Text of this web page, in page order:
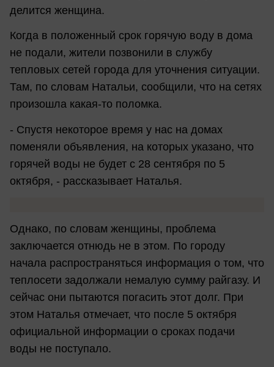
делится женщина.
Когда в положенный срок горячую воду в дома
не подали, жители позвонили в службу
тепловых сетей города для уточнения ситуации.
Там, по словам Натальи, сообщили, что на сетях
произошла какая-то поломка.
- Спустя некоторое время у нас на домах
поменяли объявления, на которых указано, что
горячей воды не будет с 28 сентября по 5
октября, - рассказывает Наталья.
Однако, по словам женщины, проблема
заключается отнюдь не в этом. По городу
начала распространяться информация о том, что
теплосети задолжали немалую сумму райгазу. И
сейчас они пытаются погасить этот долг. При
этом Наталья отмечает, что после 5 октября
официальной информации о сроках подачи
воды не поступало.